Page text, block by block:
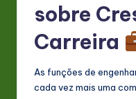
sobre
Carreira
As funções de
cada vez mais uma